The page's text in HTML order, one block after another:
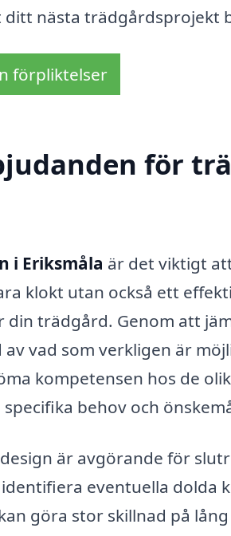
nästa trädgårdsprojekt
förpliktelser
för
i Eriksmåla är det viktigt
klokt utan också ett
trädgård. Genom att
vad som verkligen är
kompetensen hos de
behov och
är avgörande för
eventuella dolda
göra stor skillnad på